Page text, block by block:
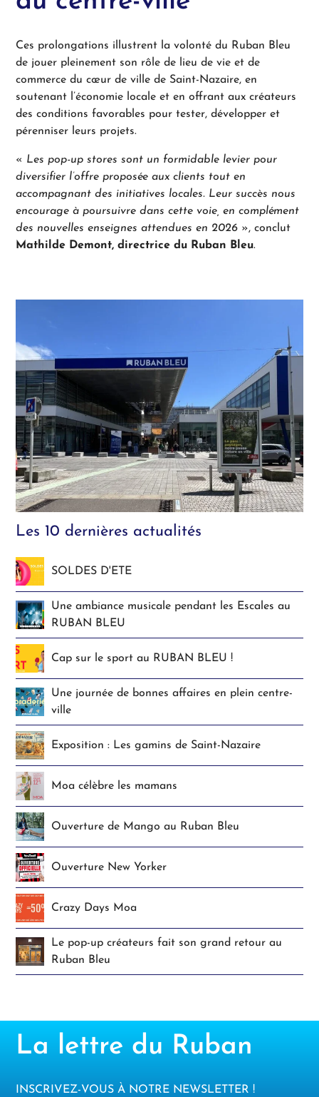
Ces prolongations illustrent la volonté du Ruban Bleu
de jouer pleinement son rôle de lieu de vie et de
commerce du cœur de ville de Saint-Nazaire, en
soutenant l’économie locale et en offrant aux créateurs
des conditions favorables pour tester, développer et
pérenniser leurs projets.
« Les pop-up stores sont un formidable levier pour
diversifier l’offre proposée aux clients tout en
accompagnant des initiatives locales. Leur succès nous
encourage à poursuivre dans cette voie, en complément
des nouvelles enseignes attendues en 2026 », conclut
Mathilde Demont, directrice du Ruban Bleu.
Les 10 dernières actualités
SOLDES D'ETE
Une ambiance musicale pendant les Escales au
RUBAN BLEU
Cap sur le sport au RUBAN BLEU !
Une journée de bonnes affaires en plein centre-
ville
Exposition : Les gamins de Saint-Nazaire
Moa célèbre les mamans
Ouverture de Mango au Ruban Bleu
Ouverture New Yorker
Crazy Days Moa
Le pop-up créateurs fait son grand retour au
Ruban Bleu
La lettre du Ruban
INSCRIVEZ-VOUS À NOTRE NEWSLETTER !